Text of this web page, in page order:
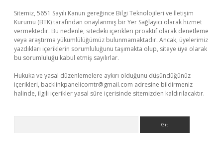
Sitemiz, 5651 Sayılı Kanun gereğince Bilgi Teknolojileri ve İletişim
Kurumu (BTK) tarafından onaylanmış bir Yer Sağlayıcı olarak hizmet
vermektedir. Bu nedenle, sitedeki içerikleri proaktif olarak denetleme
veya araştırma yükümlülüğümüz bulunmamaktadır. Ancak, üyelerimiz
yazdıkları içeriklerin sorumluluğunu taşımakta olup, siteye üye olarak
bu sorumluluğu kabul etmiş sayılırlar.
Hukuka ve yasal düzenlemelere aykırı olduğunu düşündüğünüz
içerikleri, backlinkpanelicomtr@gmail.com adresine bildirmeniz
halinde, ilgili içerikler yasal süre içerisinde sitemizden kaldırılacaktır.